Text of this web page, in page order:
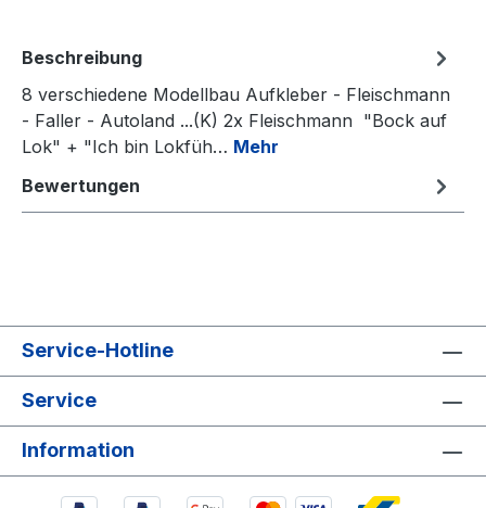
Beschreibung
8 verschiedene Modellbau Aufkleber - Fleischmann
- Faller - Autoland ...(K) 2x Fleischmann "Bock auf
Lok" + "Ich bin Lokfüh… Mehr
Bewertungen
Service-Hotline
Service
Information